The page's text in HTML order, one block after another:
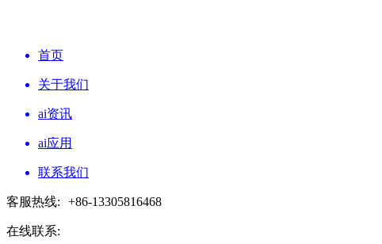
首页
关于我们
ai资讯
ai应用
联系我们
客服热线: +86-13305816468
在线联系: